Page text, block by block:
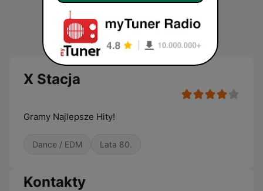
X Stacja
Gramy Najlepsze Hity!
Dance / EDM Lata 80.
Kontakty